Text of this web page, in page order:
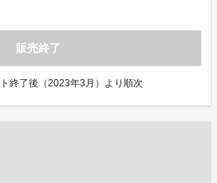
販売終了
終了後（2023年3月）より順次